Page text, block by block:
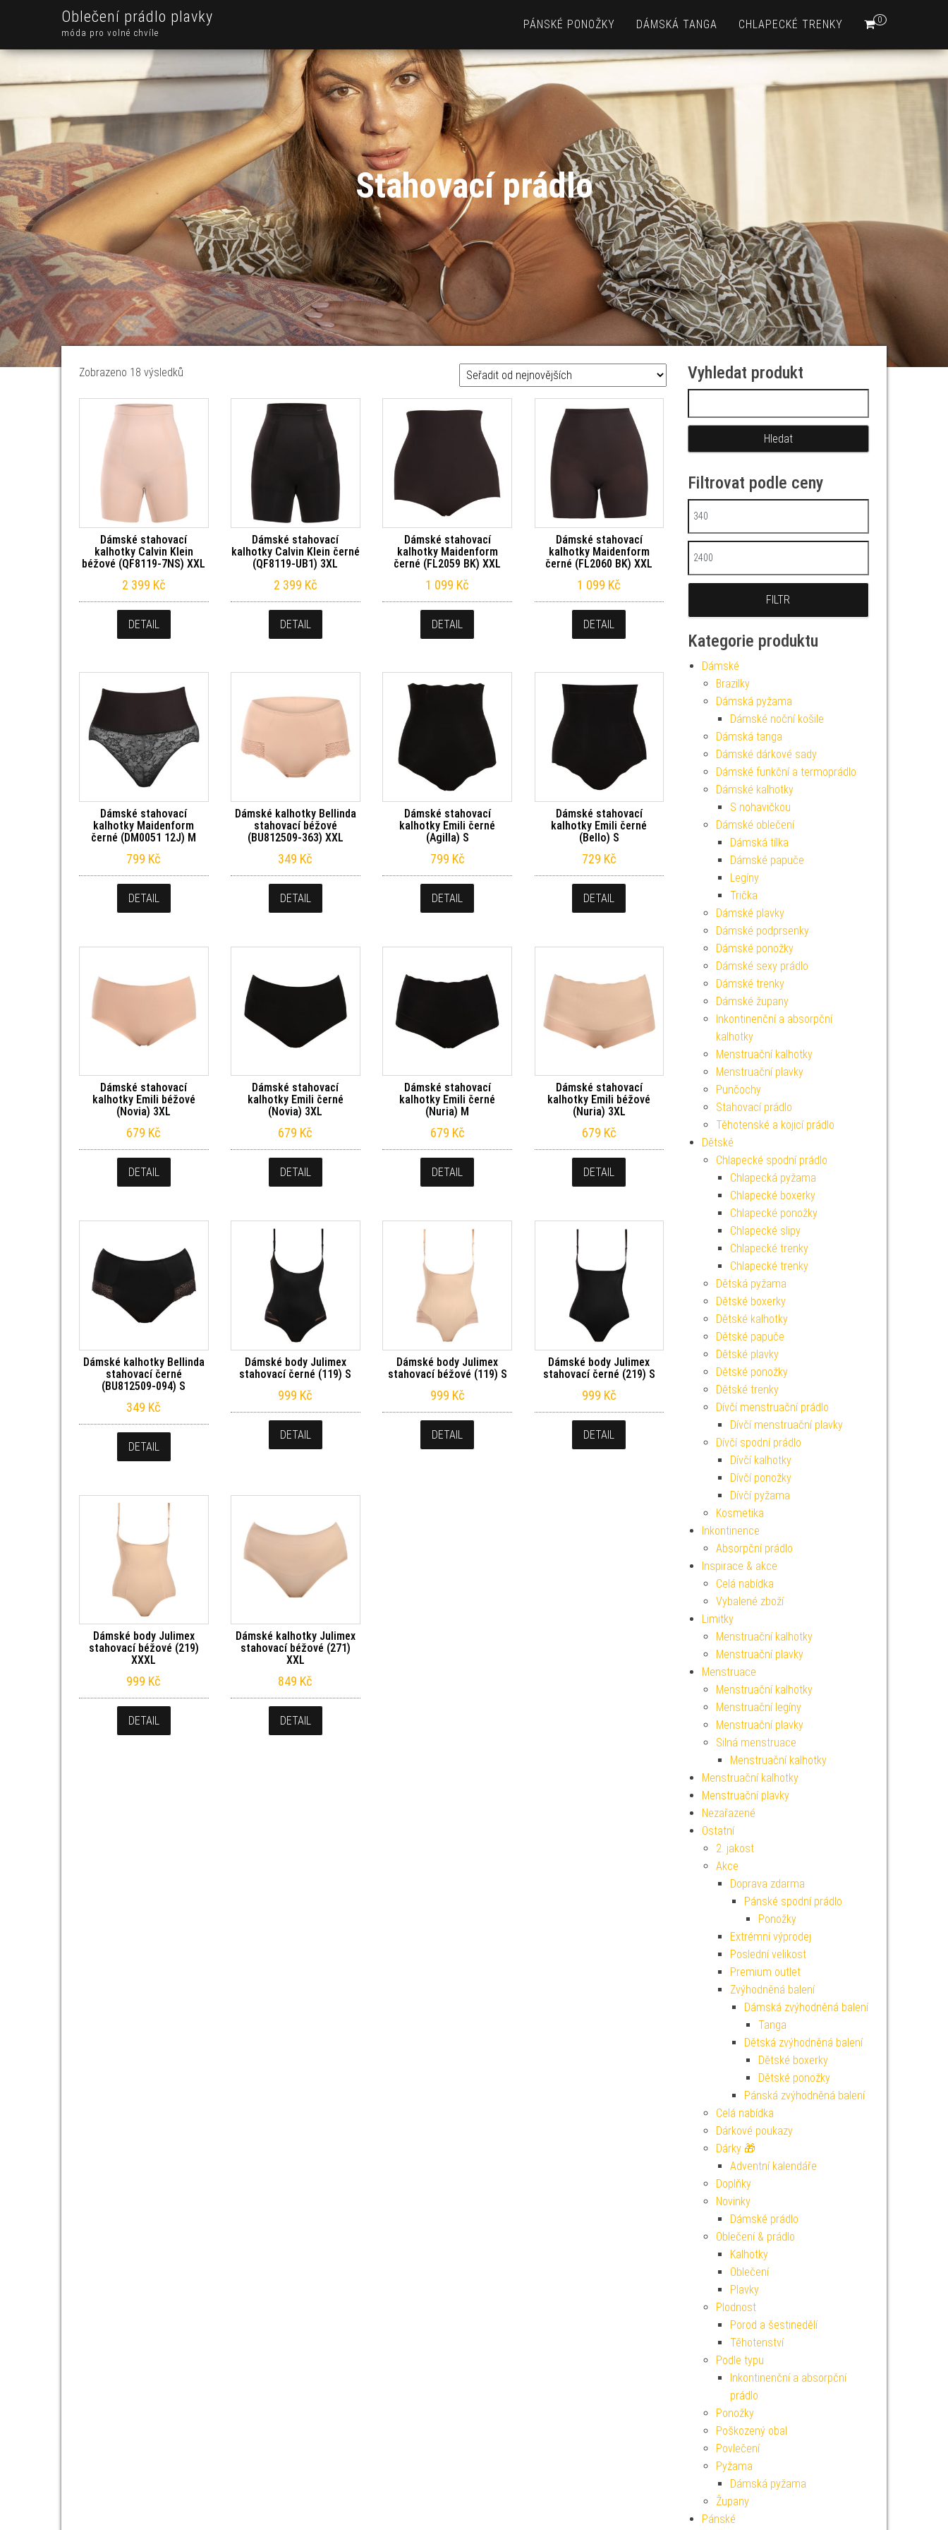
Oblečení prádlo plavky
móda pro volné chvíle
0
PÁNSKÉ PONOŽKY DÁMSKÁ TANGA CHLAPECKÉ TRENKY
Stahovací prádlo
Zobrazeno 18 výsledků
Dámské stahovací
kalhotky Calvin Klein
béžové (QF8119-7NS) XXL
2 399 Kč
DETAIL
Dámské stahovací
kalhotky Calvin Klein černé
(QF8119-UB1) 3XL
2 399 Kč
DETAIL
Dámské stahovací
kalhotky Maidenform
černé (FL2059 BK) XXL
1 099 Kč
DETAIL
Dámské stahovací
kalhotky Maidenform
černé (FL2060 BK) XXL
1 099 Kč
DETAIL
Dámské stahovací
kalhotky Maidenform
černé (DM0051 12J) M
799 Kč
DETAIL
Dámské kalhotky Bellinda
stahovací béžové
(BU812509-363) XXL
349 Kč
DETAIL
Dámské stahovací
kalhotky Emili černé
(Agilla) S
799 Kč
DETAIL
Dámské stahovací
kalhotky Emili černé
(Bello) S
729 Kč
DETAIL
Dámské stahovací
kalhotky Emili béžové
(Novia) 3XL
679 Kč
DETAIL
Dámské stahovací
kalhotky Emili černé
(Novia) 3XL
679 Kč
DETAIL
Dámské stahovací
kalhotky Emili černé
(Nuria) M
679 Kč
DETAIL
Dámské stahovací
kalhotky Emili béžové
(Nuria) 3XL
679 Kč
DETAIL
Dámské kalhotky Bellinda
stahovací černé
(BU812509-094) S
349 Kč
DETAIL
Dámské body Julimex
stahovací černé (119) S
999 Kč
DETAIL
Dámské body Julimex
stahovací béžové (119) S
999 Kč
DETAIL
Dámské body Julimex
stahovací černé (219) S
999 Kč
DETAIL
Dámské body Julimex
stahovací béžové (219)
XXXL
999 Kč
DETAIL
Dámské kalhotky Julimex
stahovací béžové (271)
XXL
849 Kč
DETAIL
Vyhledat produkt
Filtrovat podle ceny
Minimální cena
Maximální cena
FILTR
Kategorie produktu
Dámské
Brazilky
Dámská pyžama
Dámské noční košile
Dámská tanga
Dámské dárkové sady
Dámské funkční a termoprádlo
Dámské kalhotky
S nohavičkou
Dámské oblečení
Dámská tílka
Dámské papuče
Legíny
Trička
Dámské plavky
Dámské podprsenky
Dámské ponožky
Dámské sexy prádlo
Dámské trenky
Dámské župany
Inkontinenční a absorpční
kalhotky
Menstruační kalhotky
Menstruační plavky
Punčochy
Stahovací prádlo
Těhotenské a kojicí prádlo
Dětské
Chlapecké spodní prádlo
Chlapecká pyžama
Chlapecké boxerky
Chlapecké ponožky
Chlapecké slipy
Chlapecké trenky
Chlapecké trenky
Dětská pyžama
Dětské boxerky
Dětské kalhotky
Dětské papuče
Dětské plavky
Dětské ponožky
Dětské trenky
Dívčí menstruační prádlo
Dívčí menstruační plavky
Dívčí spodní prádlo
Dívčí kalhotky
Dívčí ponožky
Dívčí pyžama
Kosmetika
Inkontinence
Absorpční prádlo
Inspirace & akce
Celá nabídka
Vybalené zboží
Limitky
Menstruační kalhotky
Menstruační plavky
Menstruace
Menstruační kalhotky
Menstruační legíny
Menstruační plavky
Silná menstruace
Menstruační kalhotky
Menstruační kalhotky
Menstruační plavky
Nezařazené
Ostatní
2. jakost
Akce
Doprava zdarma
Pánské spodní prádlo
Ponožky
Extrémní výprodej
Poslední velikost
Premium outlet
Zvýhodněná balení
Dámská zvýhodněná balení
Tanga
Dětská zvýhodněná balení
Dětské boxerky
Dětské ponožky
Pánská zvýhodněná balení
Celá nabídka
Dárkové poukazy
Dárky 🎁
Adventní kalendáře
Doplňky
Novinky
Dámské prádlo
Oblečení & prádlo
Kalhotky
Oblečení
Plavky
Plodnost
Porod a šestinedělí
Těhotenství
Podle typu
Inkontinenční a absorpční
prádlo
Ponožky
Poškozený obal
Povlečení
Pyžama
Dámská pyžama
Župany
Pánské